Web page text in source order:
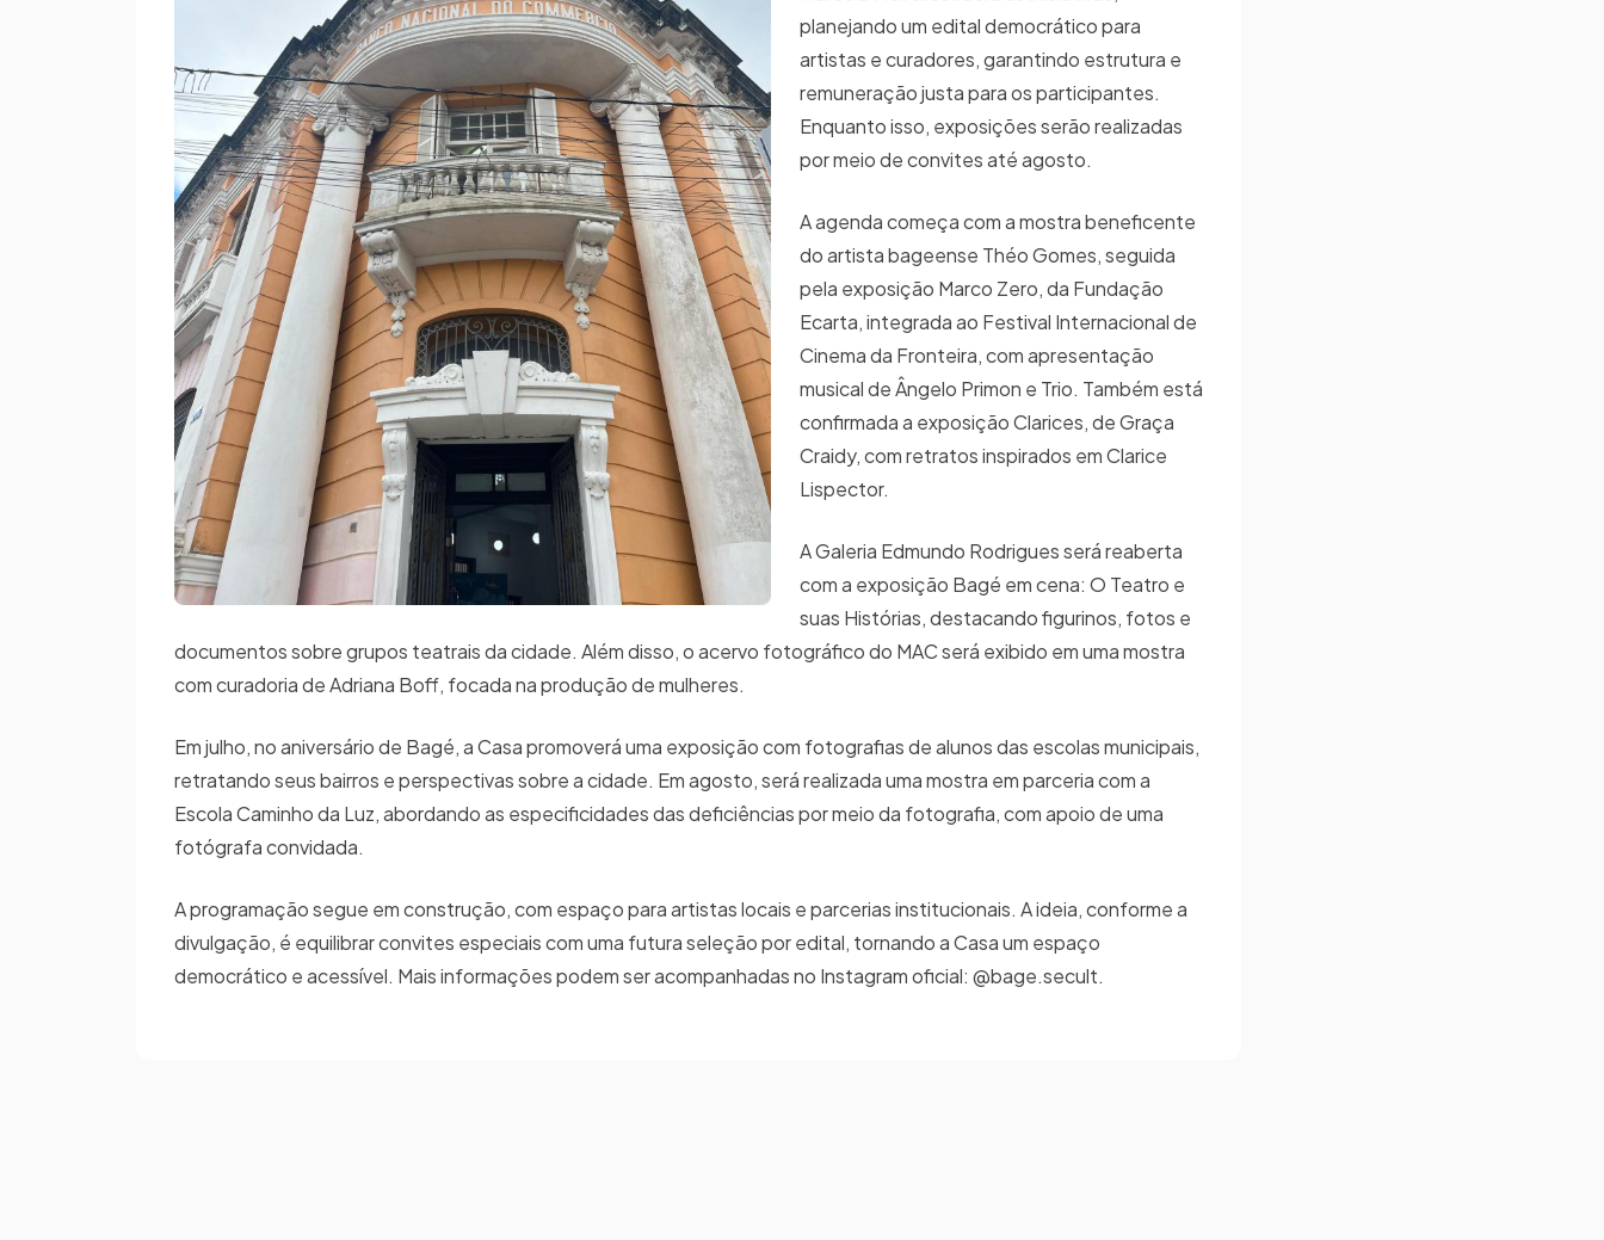
planejando um edital democrático para
artistas e curadores, garantindo estrutura e
remuneração justa para os participantes.
Enquanto isso, exposições serão realizadas
por meio de convites até agosto.
A agenda começa com a mostra beneficente
do artista bageense Théo Gomes, seguida
pela exposição Marco Zero, da Fundação
Ecarta, integrada ao Festival Internacional de
Cinema da Fronteira, com apresentação
musical de Ângelo Primon e Trio. Também está
confirmada a exposição Clarices, de Graça
Craidy, com retratos inspirados em Clarice
Lispector.
A Galeria Edmundo Rodrigues será reaberta
com a exposição Bagé em cena: O Teatro e
suas Histórias, destacando figurinos, fotos e
documentos sobre grupos teatrais da cidade. Além disso, o acervo fotográfico do MAC será exibido em uma mostra
com curadoria de Adriana Boff, focada na produção de mulheres.
Em julho, no aniversário de Bagé, a Casa promoverá uma exposição com fotografias de alunos das escolas municipais,
retratando seus bairros e perspectivas sobre a cidade. Em agosto, será realizada uma mostra em parceria com a
Escola Caminho da Luz, abordando as especificidades das deficiências por meio da fotografia, com apoio de uma
fotógrafa convidada.
A programação segue em construção, com espaço para artistas locais e parcerias institucionais. A ideia, conforme a
divulgação, é equilibrar convites especiais com uma futura seleção por edital, tornando a Casa um espaço
democrático e acessível. Mais informações podem ser acompanhadas no Instagram oficial: @bage.secult.